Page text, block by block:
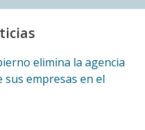
de Kimsakocha
NO al Tratado de
Ecuador, y NO a la
elimina la agencia
empresas en el